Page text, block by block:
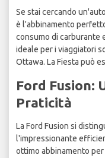
Se stai cercando
è l'abbinamento
consumo di carburante
ideale per i viaggiatori
Ottawa. La Fiesta può
Ford Fusion:
Praticità
La Ford Fusion si
l'impressionante
ottimo abbinamento